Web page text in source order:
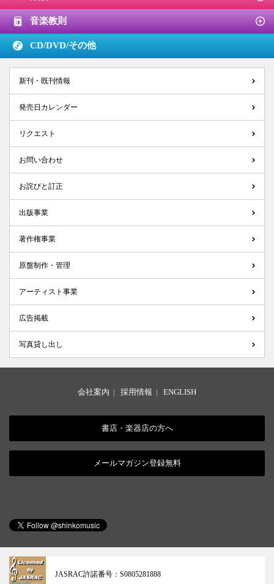
音楽教則
CD/DVD/その他
新刊・既刊情報
発売日カレンダー
リクエスト
お問い合わせ
お詫びと訂正
出版事業
著作権事業
原盤制作・管理
アーティスト事業
広告掲載
写真貸し出し
会社案内 | 採用情報 | ENGLISH
書店・楽器店の方へ
メールマガジン登録無料
JASRAC許諾番号： S0805281888